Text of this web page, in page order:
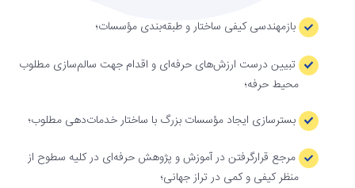
بازمهندسی کیفی ساختار و طبقه‌بندی مؤسسات؛
تبیین درست ارزش‌های حرفه‌ای و اقدام جهت سالم‌سازی مطلوب
محیط حرفه؛
بسترسازی ایجاد مؤسسات بزرگ با ساختار خدمات‌دهی مطلوب؛
مرجع قرارگرفتن در آموزش و پژوهش حرفه‌ای در کلیه سطوح از
منظر کیفی و کمی در تراز جهانی؛